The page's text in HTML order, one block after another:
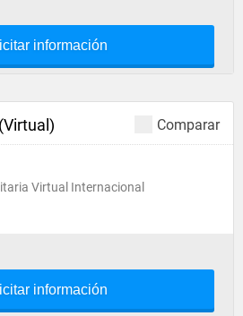
información
Comparar
Virtual Internacional
información